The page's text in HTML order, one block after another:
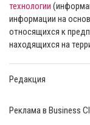
технологии
информации на
относящихся к
находящихся на
Редакция
Реклама в Business